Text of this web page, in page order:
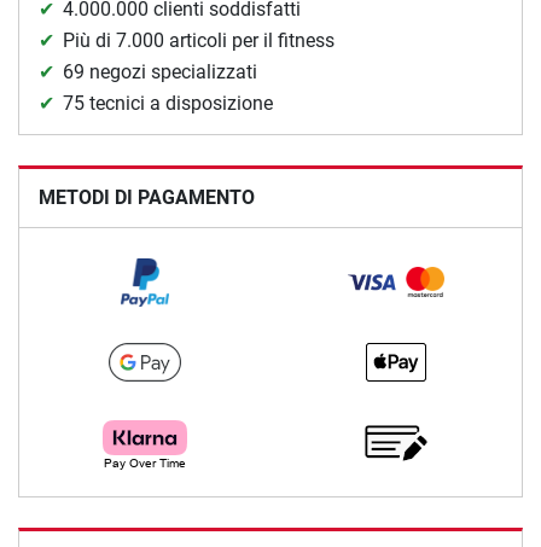
4.000.000 clienti soddisfatti
Più di 7.000 articoli per il fitness
69 negozi specializzati
75 tecnici a disposizione
METODI DI PAGAMENTO